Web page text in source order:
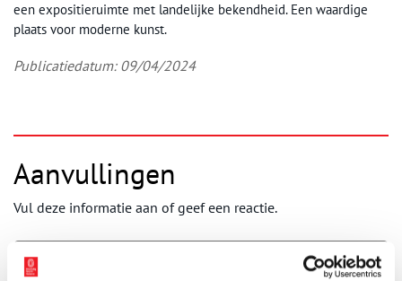
een expositieruimte met landelijke bekendheid. Een waardige
plaats voor moderne kunst.
Publicatiedatum: 09/04/2024
Aanvullingen
Vul deze informatie aan of geef een reactie.